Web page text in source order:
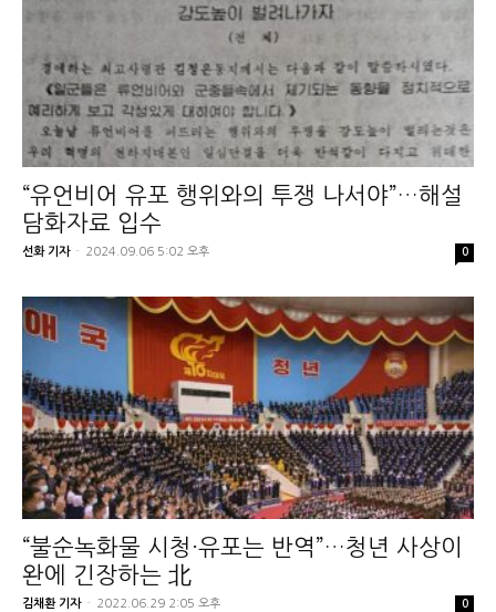
“유언비어 유포 행위와의 투쟁 나서야”…해설
담화자료 입수
선화 기자 - 2024.09.06 5:02 오후 0
“불순녹화물 시청·유포는 반역”…청년 사상이
완에 긴장하는 北
김채환 기자 - 2022.06.29 2:05 오후 0